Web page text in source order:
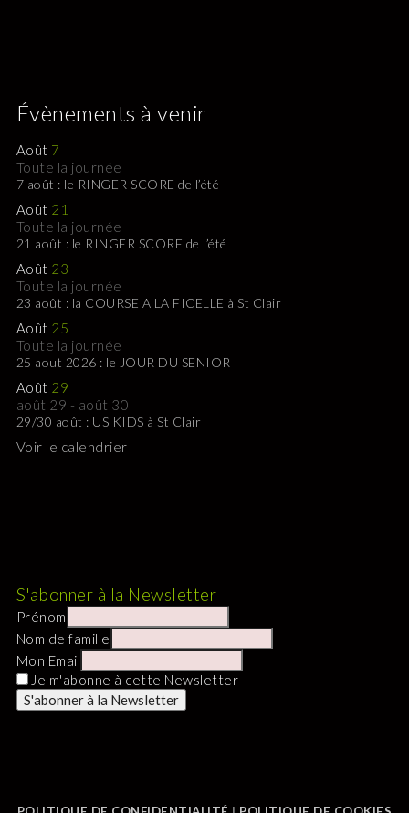
Évènements à venir
Août 7
Toute la journée
7 août : le RINGER SCORE de l’été
Août 21
Toute la journée
21 août : le RINGER SCORE de l’été
Août 23
Toute la journée
23 août : la COURSE A LA FICELLE à St Clair
Août 25
Toute la journée
25 aout 2026 : le JOUR DU SENIOR
Août 29
août 29 - août 30
29/30 août : US KIDS à St Clair
Voir le calendrier
S'abonner à la Newsletter
Prénom
Nom de famille
Mon Email
Je m'abonne à cette Newsletter